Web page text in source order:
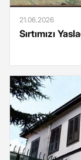
21.06.2026
Sırtımızı